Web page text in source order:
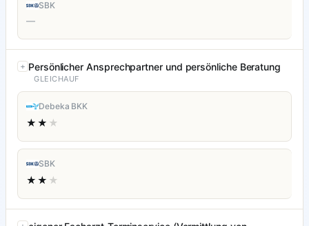
SBK
—
Persönlicher Ansprechpartner und persönliche Beratung
GLEICHAUF
Debeka BKK
★★ ★
SBK
★★ ★